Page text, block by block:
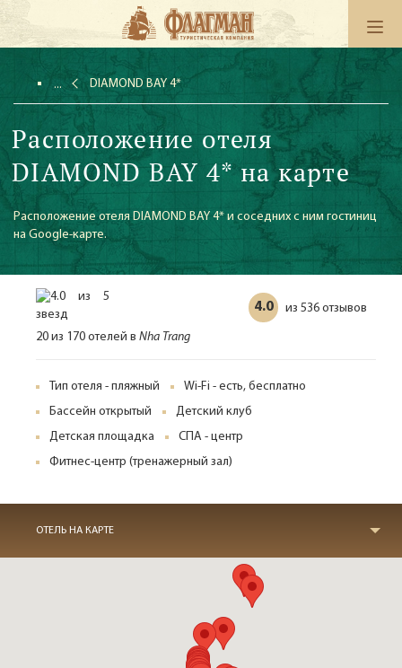
DIAMOND BAY 4*
Расположение отеля
DIAMOND BAY 4* на карте
Расположение отеля DIAMOND BAY 4* и соседних с ним гостиниц
на Google-карте.
4.0 из 536 отзывов
20 из 170 отелей в Nha Trang
Тип отеля - пляжный
Wi-Fi - есть, бесплатно
Бассейн открытый
Детский клуб
Детская площадка
СПА - центр
Фитнес-центр (тренажерный зал)
ОТЕЛЬ НА КАРТЕ